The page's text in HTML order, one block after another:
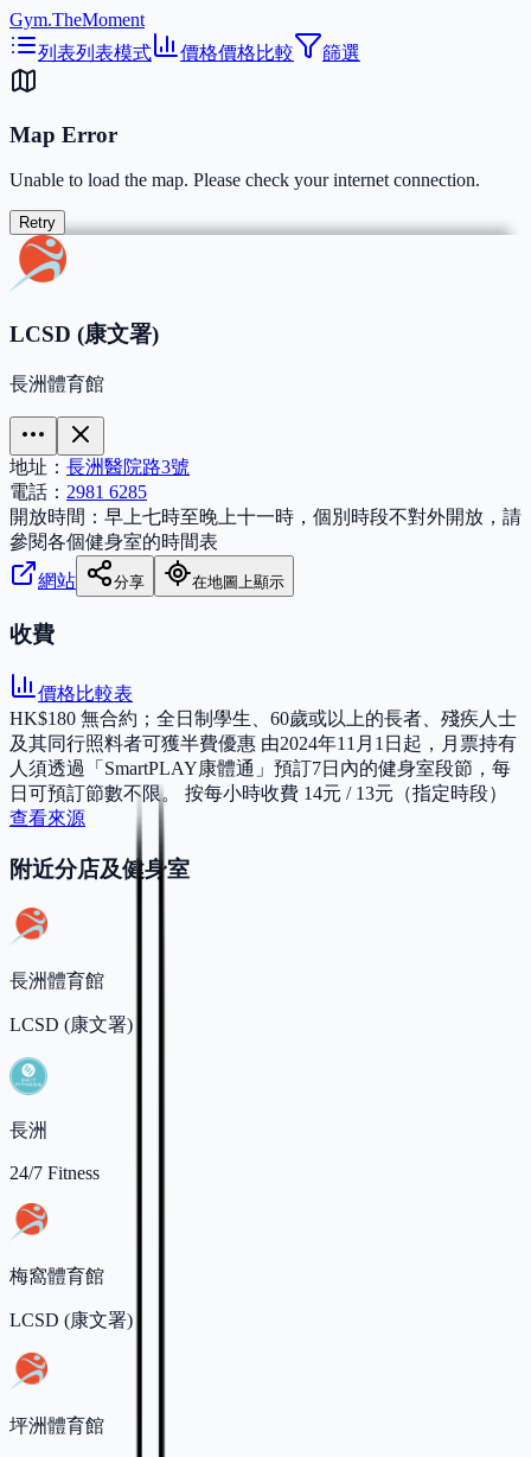
Gym.TheMoment
列表列表模式 價格價格比較 篩選
Map Error
Unable to load the map. Please check your internet connection.
Retry
LCSD (康文署)
長洲體育館
地址： 長洲醫院路3號
電話： 2981 6285
開放時間： 早上七時至晚上十一時，個別時段不對外開放，請
參閱各個健身室的時間表
網站
分享 在地圖上顯示
收費
價格比較表
HK$180 無合約；全日制學生、60歲或以上的長者、殘疾人士
及其同行照料者可獲半費優惠 由2024年11月1日起，月票持有
人須透過「SmartPLAY康體通」預訂7日內的健身室段節，每
日可預訂節數不限。 按每小時收費 14元 / 13元（指定時段）
查看來源
附近分店及健身室
長洲體育館
LCSD (康文署)
長洲
24/7 Fitness
梅窩體育館
LCSD (康文署)
坪洲體育館